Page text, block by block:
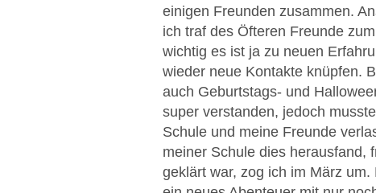
einigen Freunden zusammen.
ich traf des Öfteren Freunde
wichtig es ist ja zu neuen
wieder neue Kontakte knüpfen.
auch Geburtstags- und
super verstanden, jedoch
Schule und meine Freunde
meiner Schule dies herausfand,
geklärt war, zog ich im März